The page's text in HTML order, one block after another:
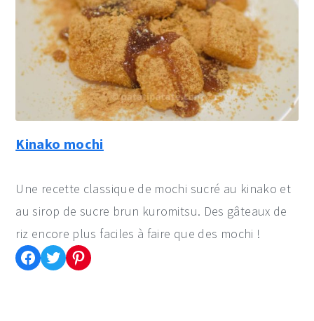
Kinako mochi
Une recette classique de mochi sucré au kinako et
au sirop de sucre brun kuromitsu. Des gâteaux de
riz encore plus faciles à faire que des mochi !
Partager cette recette sur Facebook
Partager cette recette sur TwitterEnregistrer cette recette sur Pinterest